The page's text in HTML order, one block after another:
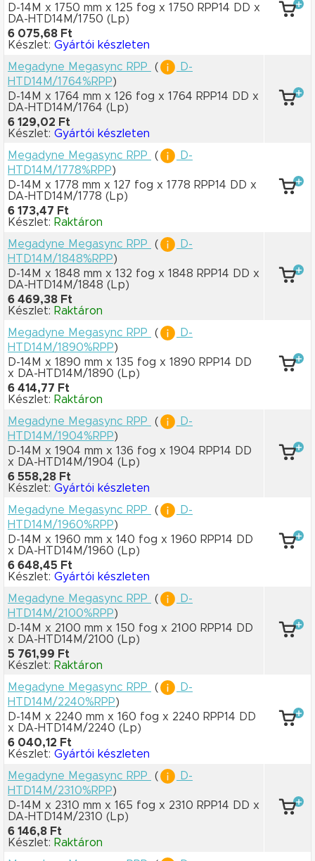
D-14M x 1750 mm x 125 fog x 1750 RPP14 DD x
DA-HTD14M/1750 (Lp)
6 075,68 Ft
Készlet: Gyártói készleten
Megadyne Megasync RPP
(
D-
HTD14M/1764%RPP)
D-14M x 1764 mm x 126 fog x 1764 RPP14 DD x
DA-HTD14M/1764 (Lp)
6 129,02 Ft
Készlet: Gyártói készleten
Megadyne Megasync RPP
(
D-
HTD14M/1778%RPP)
D-14M x 1778 mm x 127 fog x 1778 RPP14 DD x
DA-HTD14M/1778 (Lp)
6 173,47 Ft
Készlet: Raktáron
Megadyne Megasync RPP
(
D-
HTD14M/1848%RPP)
D-14M x 1848 mm x 132 fog x 1848 RPP14 DD x
DA-HTD14M/1848 (Lp)
6 469,38 Ft
Készlet: Raktáron
Megadyne Megasync RPP
(
D-
HTD14M/1890%RPP)
D-14M x 1890 mm x 135 fog x 1890 RPP14 DD
x DA-HTD14M/1890 (Lp)
6 414,77 Ft
Készlet: Raktáron
Megadyne Megasync RPP
(
D-
HTD14M/1904%RPP)
D-14M x 1904 mm x 136 fog x 1904 RPP14 DD
x DA-HTD14M/1904 (Lp)
6 558,28 Ft
Készlet: Gyártói készleten
Megadyne Megasync RPP
(
D-
HTD14M/1960%RPP)
D-14M x 1960 mm x 140 fog x 1960 RPP14 DD
x DA-HTD14M/1960 (Lp)
6 648,45 Ft
Készlet: Gyártói készleten
Megadyne Megasync RPP
(
D-
HTD14M/2100%RPP)
D-14M x 2100 mm x 150 fog x 2100 RPP14 DD
x DA-HTD14M/2100 (Lp)
5 761,99 Ft
Készlet: Raktáron
Megadyne Megasync RPP
(
D-
HTD14M/2240%RPP)
D-14M x 2240 mm x 160 fog x 2240 RPP14 DD
x DA-HTD14M/2240 (Lp)
6 040,12 Ft
Készlet: Gyártói készleten
Megadyne Megasync RPP
(
D-
HTD14M/2310%RPP)
D-14M x 2310 mm x 165 fog x 2310 RPP14 DD x
DA-HTD14M/2310 (Lp)
6 146,8 Ft
Készlet: Raktáron